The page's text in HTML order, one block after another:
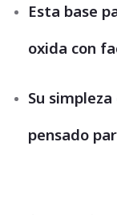
Esta base
oxida con
Su
pensado